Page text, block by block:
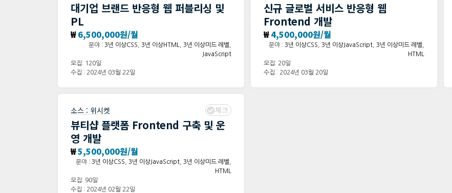
대기업 브랜드 반응형 웹 퍼블리싱 및
PL
₩6,500,000원/월
분야 : 3년 이상CSS 3년 이상HTML 3년 이상미드 레벨
JavaScript
모집: 120일
수집 : 2024년 03월 22일
신규 글로벌 서비스 반응형 웹
Frontend 개발
₩4,500,000원/월
분야 : 3년 이상CSS 3년 이상JavaScript 3년 이상미드 레벨
HTML
모집: 20일
수집 : 2024년 03월 20일
소스 : 위시켓 체크
뷰티샵 플랫폼 Frontend 구축 및 운
영 개발
₩5,500,000원/월
분야 : 3년 이상CSS 3년 이상JavaScript 3년 이상미드 레벨
HTML
모집: 90일
수집 : 2024년 02월 22일